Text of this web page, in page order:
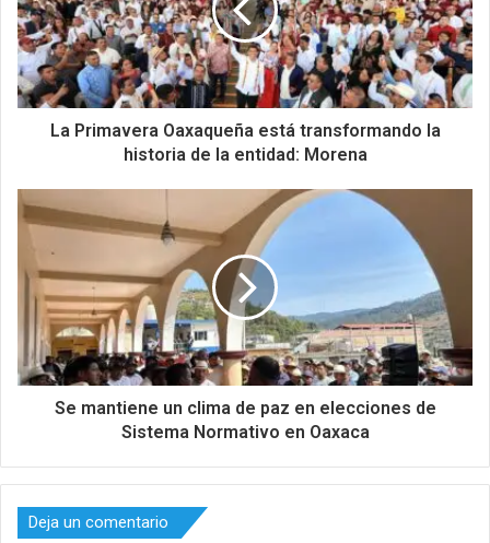
La Primavera Oaxaqueña está transformando la
historia de la entidad: Morena
Se mantiene un clima de paz en elecciones de
Sistema Normativo en Oaxaca
Deja un comentario